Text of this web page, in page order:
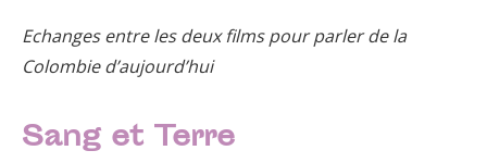
Echanges entre les deux films pour parler de la
Colombie d’aujourd’hui
Sang et Terre